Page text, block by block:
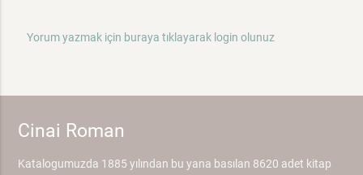
Yorum yazmak için buraya tıklayarak login olunuz
Cinai Roman
Katalogumuzda 1885 yılından bu yana basılan 8620 adet kitap